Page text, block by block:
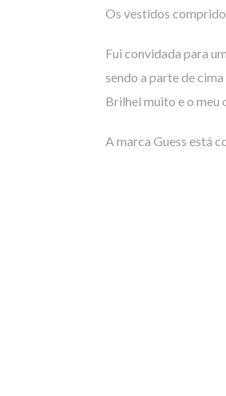
Os vestidos
Fui convidada para
sendo a parte de
Brilhei muito e o meu
A marca Guess está